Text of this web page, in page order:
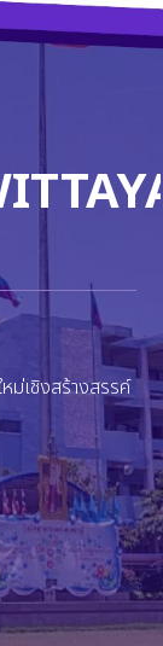
ม่เชิงสร้างสรรค์